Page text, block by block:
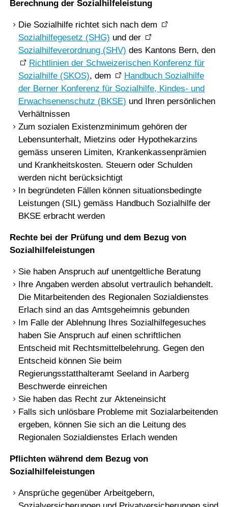
Berechnung der Sozialhilfeleistung
Die Sozialhilfe richtet sich nach dem
Sozialhilfegesetz (SHG) und der
Sozialhilfeverordnung (SHV) des Kantons Bern, den
Richtlinien der Schweizerischen Konferenz für
Sozialhilfe (SKOS), dem
Handbuch Sozialhilfe
der Berner Konferenz für Sozialhilfe, Kindes- und
Erwachsenenschutz (BKSE) und Ihren persönlichen
Verhältnissen
Zum sozialen Existenzminimum gehören der
Lebensunterhalt, Mietzins oder Hypothekarzins
gemäss unseren Limiten, Krankenkassenprämien
und Krankheitskosten. Steuern oder Schulden
werden nicht berücksichtigt
In begründeten Fällen können situationsbedingte
Leistungen (SIL) gemäss Handbuch Sozialhilfe der
BKSE erbracht werden
Rechte bei der Prüfung und dem Bezug von
Sozialhilfeleistungen
Sie haben Anspruch auf unentgeltliche Beratung
Ihre Angaben werden absolut vertraulich behandelt.
Die Mitarbeitenden des Regionalen Sozialdienstes
Erlach sind an das Amtsgeheimnis gebunden
Im Falle der Ablehnung Ihres Sozialhilfegesuches
haben Sie Anspruch auf einen schriftlichen
Entscheid mit Rechtsmittelbelehrung. Gegen den
Entscheid können Sie beim
Regierungsstatthalteramt Seeland in Aarberg
Beschwerde einreichen
Sie haben das Recht zur Akteneinsicht
Falls sich unlösbare Probleme mit Sozialarbeitenden
ergeben, können Sie sich an die Leitung des
Regionalen Sozialdienstes Erlach wenden
Pflichten während dem Bezug von
Sozialhilfeleistungen
Ansprüche gegenüber Arbeitgebern,